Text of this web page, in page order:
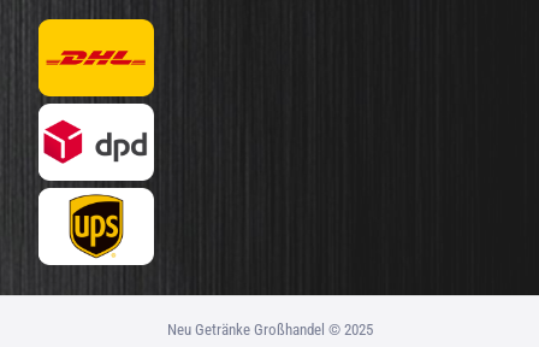
Neu Getränke Großhandel © 2025